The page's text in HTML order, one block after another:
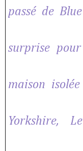
passé de
surprise
maison
Yorkshire,